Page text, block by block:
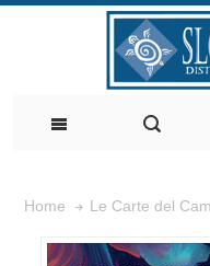
Home Le Carte del